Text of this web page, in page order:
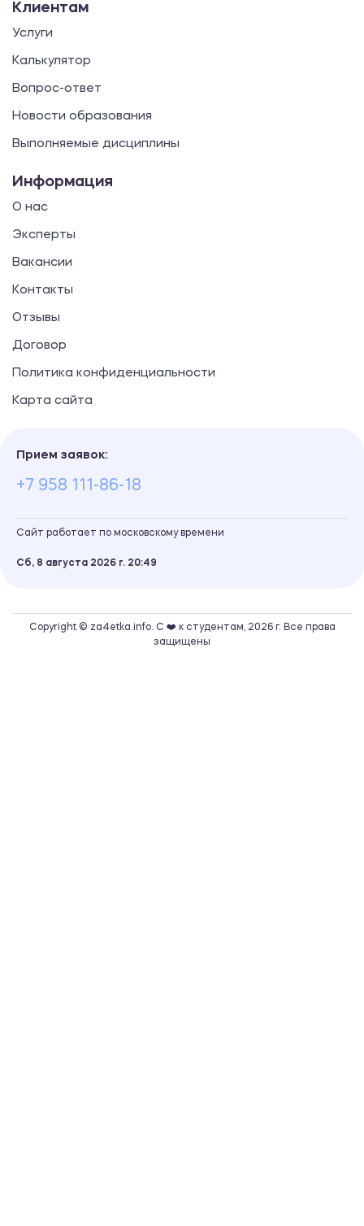
Клиентам
Услуги
Калькулятор
Вопрос-ответ
Новости образования
Выполняемые дисциплины
Информация
О нас
Эксперты
Вакансии
Контакты
Отзывы
Договор
Политика конфиденциальности
Карта сайта
Прием заявок:
+7 958 111-86-18
Сайт работает по московскому времени
Сб, 8 августа 2026 г. 20 49
Copyright © za4etka.info. С ❤️ к студентам, 2026 г. Все права
защищены